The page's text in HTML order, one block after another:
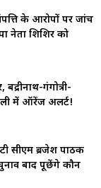
के आरोपों पर जांच
नेता शिशिर को
गंगोत्री-
में ऑरेंज अलर्ट!
सीएम ब्रजेश पाठक
बाद पूछेंगे कौन